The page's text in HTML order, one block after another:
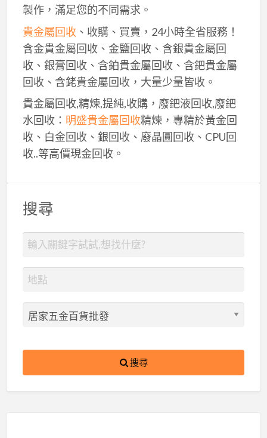
製作，滿足您的不同需求。
貴金屬回收、收購、買賣，24小時全省服務！
含金貴金屬回收、金鹽回收、含銀貴金屬回
收、銀膏回收、含鉑貴金屬回收、含鈀貴金屬
回收、含銠貴金屬回收，大量少量皆收。
貴金屬回收,精煉,提純,收購，廢鈀液回收,廢鈀
水回收： 明盛貴金屬回收精煉，專精於黃金回
收、白金回收、銀回收、廢晶圓回收、CPU回
收..等高價現金回收。
搜尋
搜尋